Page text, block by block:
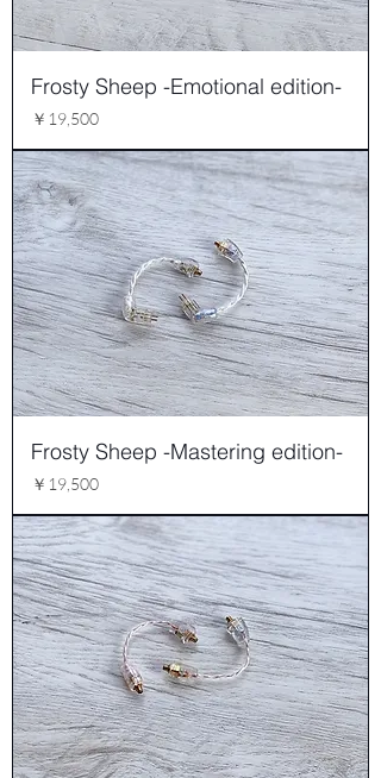
Frosty Sheep -Emotional edition-
価格
￥19,500
Frosty Sheep -Mastering edition-
価格
￥19,500